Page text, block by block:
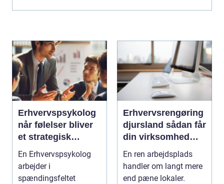
Erhvervspsykolog
når følelser bliver
et strategisk
værktøj i
arbejdslivet
En Erhvervspsykolog
arbejder i
spændingsfeltet
Erhvervsrengøring
djursland sådan får
din virksomhed
mest muligt ud af
rengøringen
En ren arbejdsplads
handler om langt mere
end pæne lokaler.